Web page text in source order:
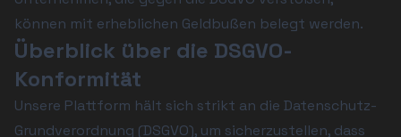
können mit erheblichen Geldbußen belegt werden.
Überblick über die DSGVO-
Konformität
Unsere Plattform hält sich strikt an die Datenschutz-
Grundverordnung (DSGVO), um sicherzustellen, dass